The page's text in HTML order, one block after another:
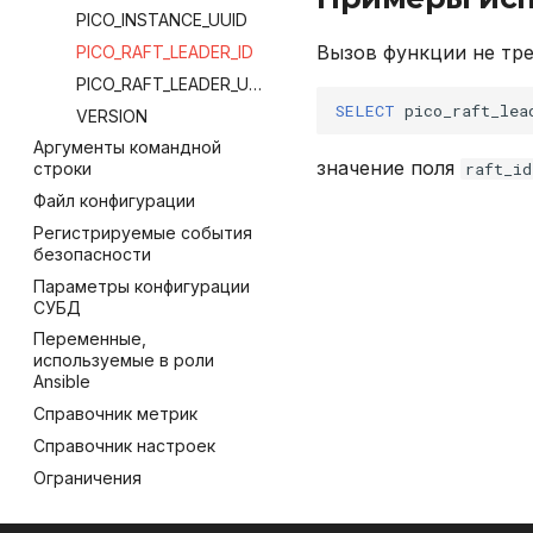
DROP USER
EXPLAIN
GRANT
INSERT
REVOKE
SELECT
UPDATE
VALUES
TO_CHAR
TO_DATE
PICO_INSTANCE_UUID
PICO_RAFT_LEADER_ID
PICO_RAFT_LEADER_UUID
VERSION
Аргументы командной
строки
Файл конфигурации
Регистрируемые события
безопасности
Параметры конфигурации
СУБД
Переменные,
используемые в роли
Ansible
Справочник метрик
Справочник настроек
Ограничения
Вызов функции не
SELECT
значение поля raft_id